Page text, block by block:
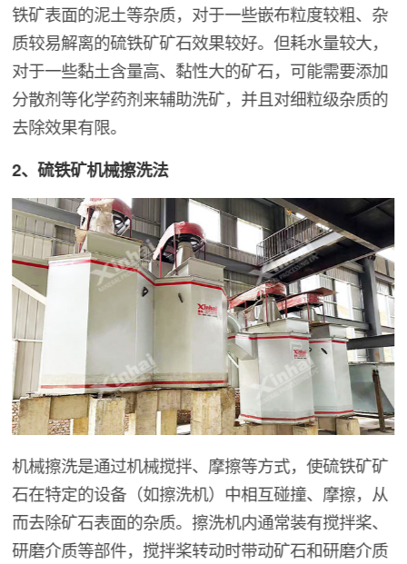
铁矿表面的泥土等杂质，对于一些嵌布粒度较粗、杂
质较易解离的硫铁矿矿石效果较好。但耗水量较大，
对于一些黏土含量高、黏性大的矿石，可能需要添加
分散剂等化学药剂来辅助洗矿，并且对细粒级杂质的
去除效果有限。
2、硫铁矿机械擦洗法
机械擦洗是通过机械搅拌、摩擦等方式，使硫铁矿矿
石在特定的设备（如擦洗机）中相互碰撞、摩擦，从
而去除矿石表面的杂质。擦洗机内通常装有搅拌桨、
研磨介质等部件，搅拌桨转动时带动矿石和研磨介质